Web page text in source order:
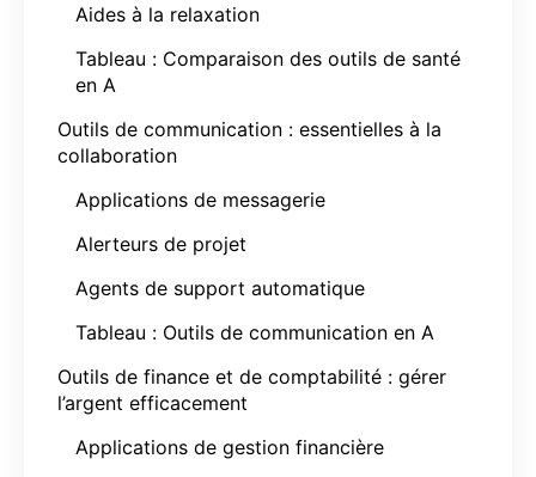
Aides à la relaxation
Tableau : Comparaison des outils de santé
en A
Outils de communication : essentielles à la
collaboration
Applications de messagerie
Alerteurs de projet
Agents de support automatique
Tableau : Outils de communication en A
Outils de finance et de comptabilité : gérer
l’argent efficacement
Applications de gestion financière